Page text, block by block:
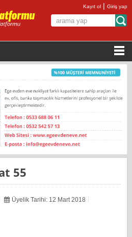
Kayıt ol |Giriş yap
55
Üyelik Tarihi: 12 Mart 2018